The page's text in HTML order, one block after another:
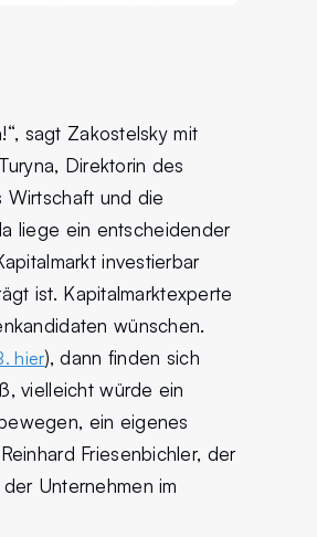
sagt Zakostelsky mit
Direktorin des
Wirtschaft und die
liege ein entscheidender
investierbar
ist. Kapitalmarktexperte
wünschen.
hier), dann finden sich
vielleicht würde ein
ein eigenes
Friesenbichler, der
Unternehmen im